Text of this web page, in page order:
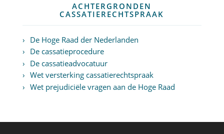
ACHTERGRONDEN
CASSATIERECHTSPRAAK
De Hoge Raad der Nederlanden
De cassatieprocedure
De cassatieadvocatuur
Wet versterking cassatierechtspraak
Wet prejudiciële vragen aan de Hoge Raad